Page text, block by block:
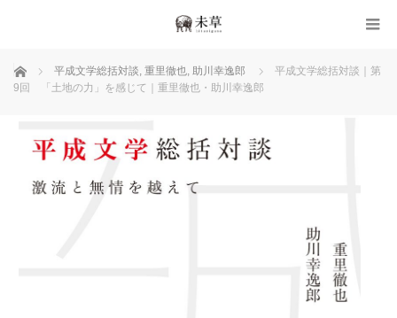
ホーム 平成文学総括対談, 重里徹也, 助川幸逸郎
平成文学総括対談｜第
9回 「土地の力」を感じて｜重里徹也・助川幸逸郎